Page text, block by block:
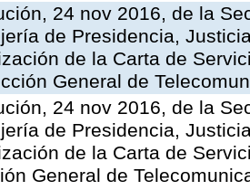
24 nov 2016, de la
de Presidencia,
de la Carta de
General de
24 nov 2016, de la
de Presidencia,
de la Carta de
General de